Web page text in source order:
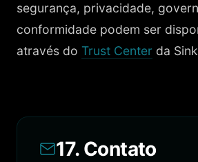
segurança, privacidade,
conformidade podem ser
através do Trust Center da
17. Contato